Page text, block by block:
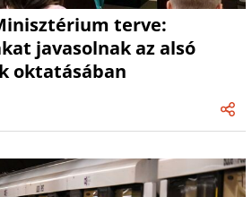
terve:
javasolnak az alsó
oktatásában